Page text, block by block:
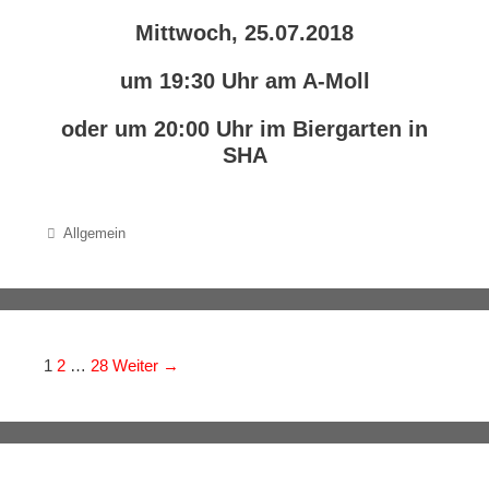
Mittwoch, 25.07.2018
um 19:30 Uhr am A-Moll
oder um 20:00 Uhr im Biergarten in
SHA
Categories
Allgemein
Navigation der Beiträge
1 2 … 28 Weiter →